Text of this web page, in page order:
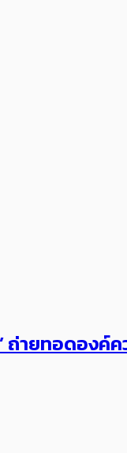
ถ่ายทอดองค์